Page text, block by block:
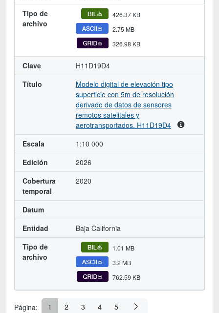
Tipo de
archivo
426.37 KB
2.75 MB
326.98 KB
Clave
H11D19D4
Título
Modelo digital de elevación tipo
superficie con 5m de resolución
derivado de datos de sensores
remotos satelitales y
aerotransportados. H11D19D4
Escala
1:10 000
Edición
2026
Cobertura
temporal
2020
Datum
Entidad
Baja California
Tipo de
archivo
1.01 MB
3.2 MB
762.59 KB
Página: 1 2 3 4 5